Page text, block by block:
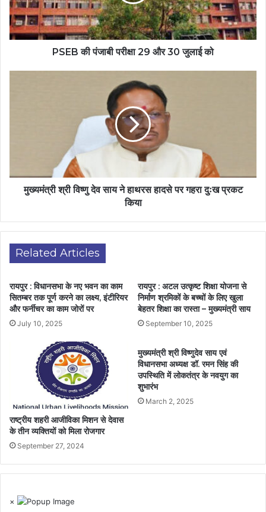
PSEB की पंजाबी परीक्षा 29 और 30 जुलाई को
मुख्यमंत्री श्री विष्णु देव साय ने हाथरस हादसे पर गहरा दुःख प्रकट
किया
Related Articles
रायपुर : विधानसभा के नए भवन का काम
सितम्बर तक पूर्ण करने का लक्ष्य, इंटीरियर
और फर्नीचर का काम जोरों पर
July 10, 2025
रायपुर : अटल उत्कृष्ट शिक्षा योजना से
निर्माण श्रमिकों के बच्चों के लिए खुला
बेहतर शिक्षा का रास्ता – मुख्यमंत्री साय
September 10, 2025
राष्ट्रीय शहरी आजीविका मिशन से देवास
के तीन व्यक्तियों को मिला रोजगार
September 27, 2024
मुख्यमंत्री श्री विष्णुदेव साय एवं
विधानसभा अध्यक्ष डॉ. रमन सिंह की
उपस्थिति में लोकतंत्र के नवयुग का
शुभारंभ
March 2, 2025
×